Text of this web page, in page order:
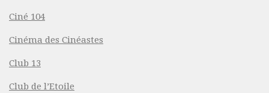
Ciné 104
Cinéma des Cinéastes
Club 13
Club de l’Etoile